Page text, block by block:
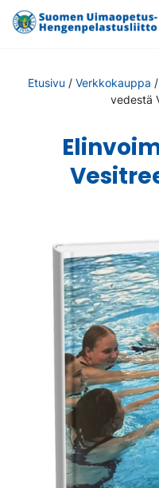
Etusivu / Verkkokauppa /
vedestä